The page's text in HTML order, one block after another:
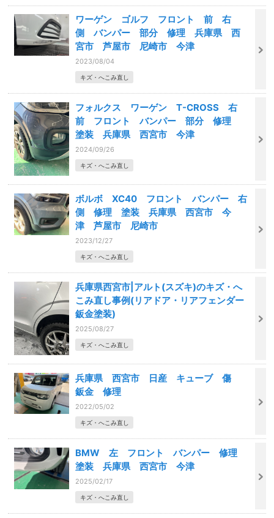
ワーゲン ゴルフ フロント 前 右
側 バンパー 部分 修理 兵庫県 西
宮市 芦屋市 尼崎市 今津
2023/08/04
キズ・へこみ直し
フォルクス ワーゲン T-CROSS 右
前 フロント バンパー 部分 修理
塗装 兵庫県 西宮市 今津
2024/09/26
キズ・へこみ直し
ボルボ XC40 フロント バンパー 右
側 修理 塗装 兵庫県 西宮市 今
津 芦屋市 尼崎市
2023/12/27
キズ・へこみ直し
兵庫県西宮市|アルト(スズキ)のキズ・へ
こみ直し事例(リアドア・リアフェンダー
鈑金塗装)
2025/08/27
キズ・へこみ直し
兵庫県 西宮市 日産 キューブ 傷
鈑金 修理
2022/05/02
キズ・へこみ直し
BMW 左 フロント バンパー 修理
塗装 兵庫県 西宮市 今津
2025/02/17
キズ・へこみ直し